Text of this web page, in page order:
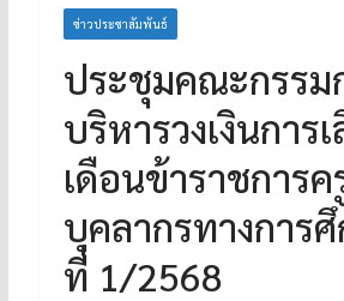
ข่าวประชาสัมพันธ์
ประชุมคณะกรรม
บริหารวงเงินการ
เดือนข้าราชการค
บุคลากรทางการ
ที่ 1/2568